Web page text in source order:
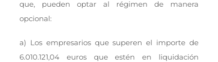
que, pueden optar al régimen de manera
opcional:
a) Los empresarios que superen el importe de
6.010.121,04 euros que estén en liquidación